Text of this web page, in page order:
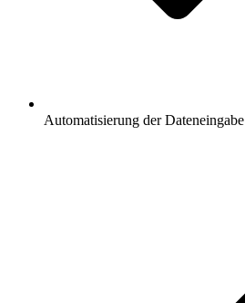
Automatisierung der Dateneingabe